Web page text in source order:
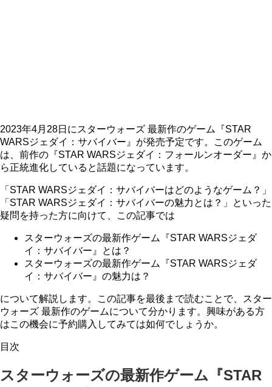
2023年4月28日にスターウォーズ 最新作のゲーム『STAR
WARSジェダイ：サバイバー』が発売予定です。このゲーム
は、前作の『STAR WARSジェダイ：フォールンオーダー』か
ら正統進化していると話題になっています。
「STAR WARSジェダイ：サバイバーはどのようなゲーム？」
「STAR WARSジェダイ：サバイバーの魅力とは？」といった
疑問を持った方に向けて、この記事では
スターウォーズの最新作ゲーム『STAR WARSジェダ
イ：サバイバー』とは？
スターウォーズの最新作ゲーム『STAR WARSジェダ
イ：サバイバー』の魅力は？
について解説します。この記事を最後まで読むことで、スター
ウォーズ 最新作のゲームについて分かります。興味がある方
はこの機会に予約購入してみては如何でしょうか。
目次
スターウォーズの最新作ゲーム『STAR